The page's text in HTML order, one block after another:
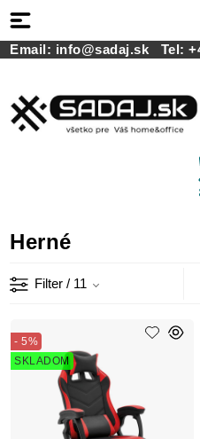
Email: info@sadaj.sk Tel:
Herné
Filter / 11
- 5%
SKLADOM